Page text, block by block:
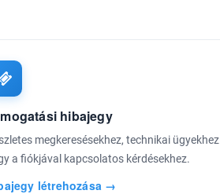
hibajegy
megkeresésekhez, technikai ügyekhez
a fiókjával kapcsolatos kérdésekhez.
létrehozása →